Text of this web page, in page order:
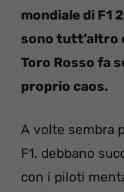
mondiale di F1
sono tutt’altro
Toro Rosso fa
proprio caos.
A volte sembra
F1, debbano
con i piloti